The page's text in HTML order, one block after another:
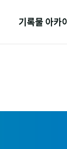
기록물 아카